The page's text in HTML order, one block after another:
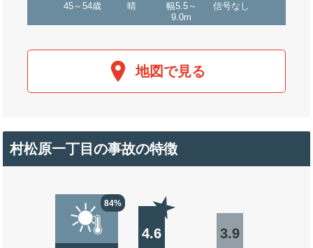
45～54歳 晴
幅5.5～
9.0m
信号なし
地図で見る
村松原一丁目の事故の特徴
84%
4.6 3.9